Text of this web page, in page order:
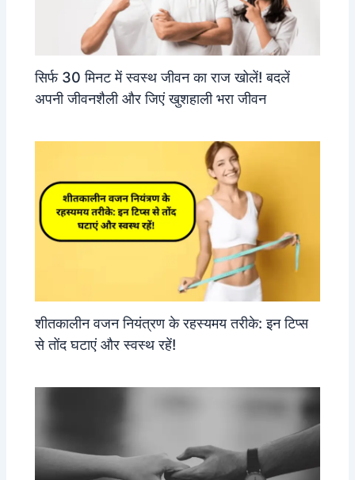
सिर्फ 30 मिनट में स्वस्थ जीवन का राज खोलें! बदलें
अपनी जीवनशैली और जिएं खुशहाली भरा जीवन
शीतकालीन वजन नियंत्रण के रहस्यमय तरीके: इन टिप्स
से तोंद घटाएं और स्वस्थ रहें!